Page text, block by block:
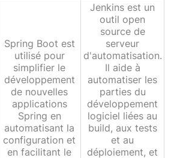
Spring Boot est
utilisé pour
simplifier le
développement
de nouvelles
applications
Spring en
automatisant la
configuration et
en facilitant le
Jenkins est un
outil open
source de
serveur
d'automatisation.
Il aide à
automatiser les
parties du
développement
logiciel liées au
build, aux tests
et au
déploiement, et